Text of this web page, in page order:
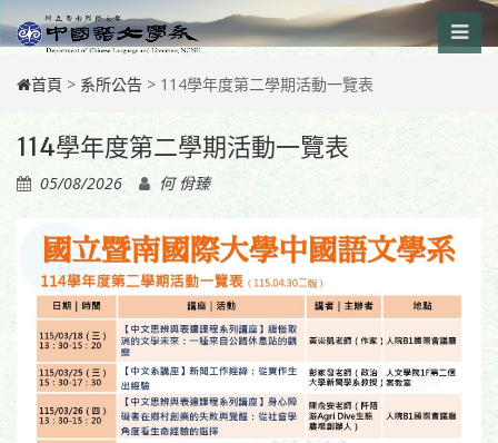
to
content
首頁 > 系所公告 > 114學年度第二學期活動一覽表
114學年度第二學期活動一覽表
05/08/2026 何 佾臻